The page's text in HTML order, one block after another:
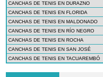
CANCHAS DE TENIS EN DURAZNO
CANCHAS DE TENIS EN FLORIDA
CANCHAS DE TENIS EN MALDONADO
CANCHAS DE TENIS EN RÍO NEGRO
CANCHAS DE TENIS EN ROCHA
CANCHAS DE TENIS EN SAN JOSÉ
CANCHAS DE TENIS EN TACUAREMBÓ